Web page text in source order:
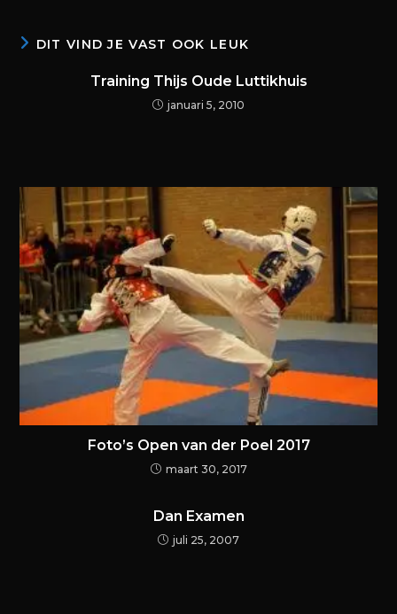
DIT VIND JE VAST OOK LEUK
Training Thijs Oude Luttikhuis
januari 5, 2010
Foto’s Open van der Poel 2017
maart 30, 2017
Dan Examen
juli 25, 2007